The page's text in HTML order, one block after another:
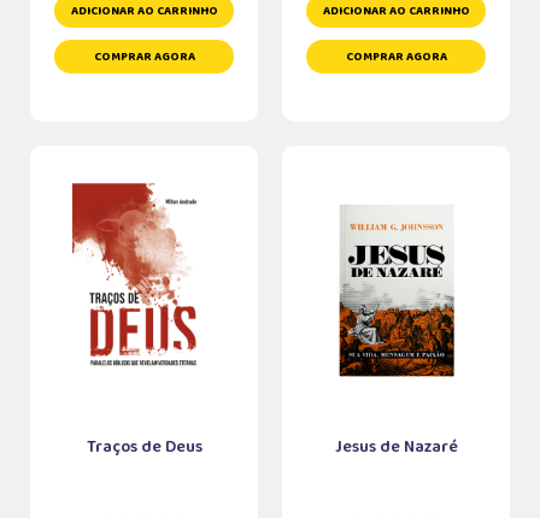
ADICIONAR AO CARRINHO
COMPRAR AGORA
ADICIONAR AO CARRINHO
COMPRAR AGORA
Traços de Deus Jesus de Nazaré